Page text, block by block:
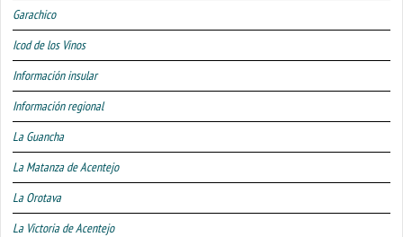
Garachico
Icod de los Vinos
Información insular
Información regional
La Guancha
La Matanza de Acentejo
La Orotava
La Victoria de Acentejo